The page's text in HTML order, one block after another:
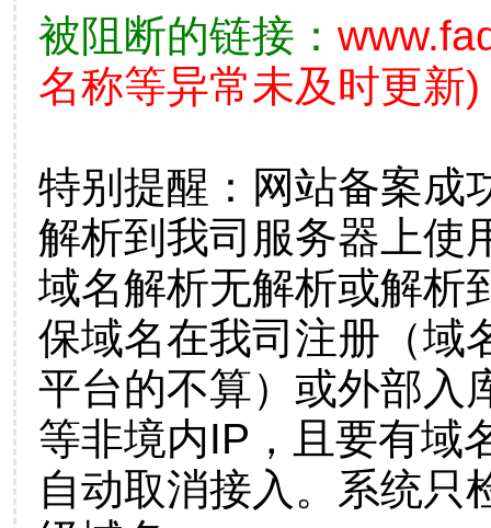
被阻断的链接：
名称等异常未及时更新)
特别提醒：网站备案成
解析到我司服务器上使
域名解析无解析或解析
保域名在我司注册（域
平台的不算）或外部入
等非境内IP，且要有域
自动取消接入。系统只